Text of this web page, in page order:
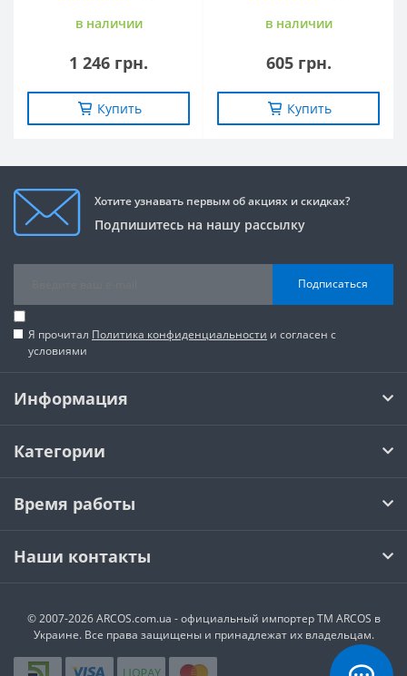
в наличии
1 246 грн.
Купить
в наличии
605 грн.
Купить
Хотите узнавать первым об акциях и скидках?
Подпишитесь на нашу рассылку
Подписаться
Я прочитал Политика конфиденциальности и согласен с
условиями
Информация
Категории
Время работы
Наши контакты
© 2007-2026 ARCOS.com.ua - официальный импортер ТМ ARCOS в
Украине. Все права защищены и принадлежат их владельцам.